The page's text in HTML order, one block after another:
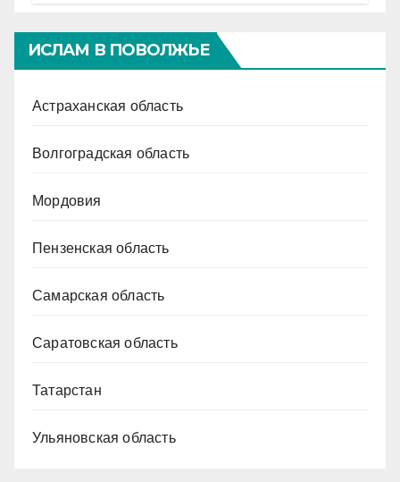
ИСЛАМ В ПОВОЛЖЬЕ
Астраханская область
Волгоградская область
Мордовия
Пензенская область
Самарская область
Саратовская область
Татарстан
Ульяновская область